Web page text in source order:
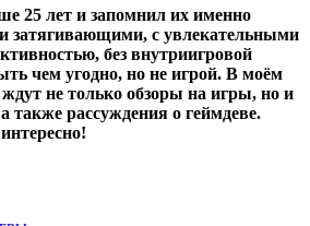
25 лет и запомнил их именно
затягивающими, с увлекательными
без внутриигровой
чем угодно, но не игрой. В моём
ждут не только обзоры на игры, но и
также рассуждения о геймдеве.